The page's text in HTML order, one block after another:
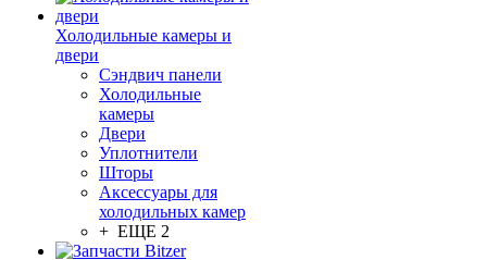
Холодильные камеры и
двери
Сэндвич панели
Холодильные
камеры
Двери
Уплотнители
Шторы
Аксессуары для
холодильных камер
+ ЕЩЕ 2